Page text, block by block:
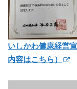
いしかわ健康経営
内容はこちら）